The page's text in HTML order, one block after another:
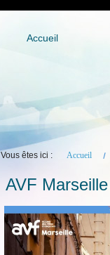
Accueil
Vous êtes ici : Accueil
AVF Marseille